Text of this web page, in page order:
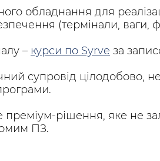
обладнання для
(термінали, ваги,
– курси по Syrve за
супровід цілодобово,
преміум-рішення, яке не
ПЗ.